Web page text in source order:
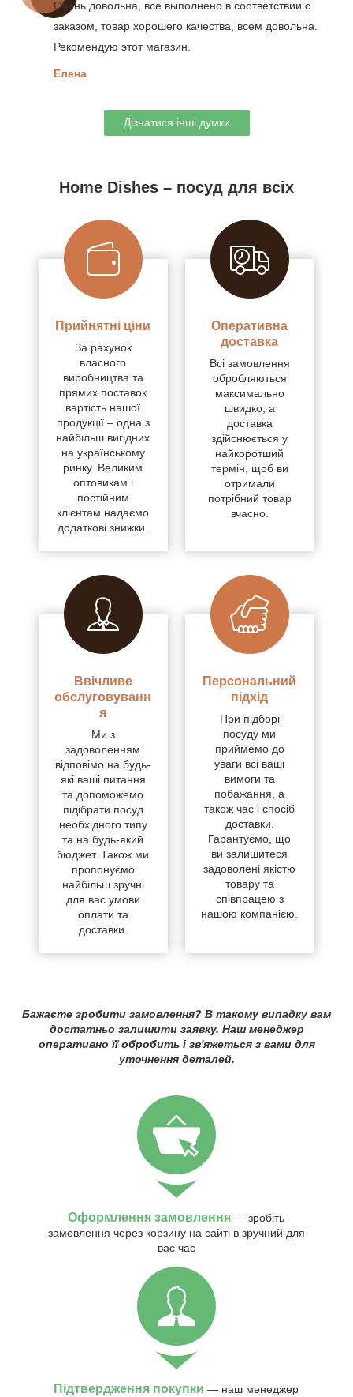
Очень довольна, все выполнено в соответствии с
заказом, товар хорошего качества, всем довольна.
Рекомендую этот магазин.
Елена
Дізнатися інші думки
Home Dishes – посуд для всіх
Прийнятні ціни
За рахунок
власного
виробництва та
прямих поставок
вартість нашої
продукції – одна з
найбільш вигідних
на українському
ринку. Великим
оптовикам і
постійним
клієнтам надаємо
додаткові знижки.
Оперативна
доставка
Всі замовлення
обробляються
максимально
швидко, а
доставка
здійснюється у
найкоротший
термін, щоб ви
отримали
потрібний товар
вчасно.
Ввічливе
обслуговуванн
я
Ми з
задоволенням
відповімо на будь-
які ваші питання
та допоможемо
підібрати посуд
необхідного типу
та на будь-який
бюджет. Також ми
пропонуємо
найбільш зручні
для вас умови
оплати та
доставки.
Персональний
підхід
При підборі
посуду ми
приймемо до
уваги всі ваші
вимоги та
побажання, а
також час і спосіб
доставки.
Гарантуємо, що
ви залишитеся
задоволені якістю
товару та
співпрацею з
нашою компанією.
Бажаєте зробити замовлення? В такому випадку вам
достатньо залишити заявку. Наш менеджер
оперативно її обробить і зв'яжеться з вами для
уточнення деталей.
Оформлення замовлення — зробіть
замовлення через корзину на сайті в зручний для
вас час
Підтвердження покупки — наш менеджер